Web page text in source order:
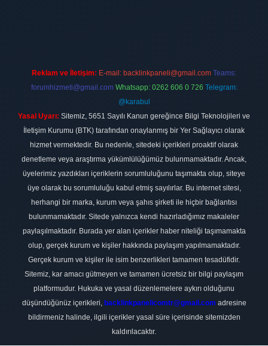
Reklam ve İletişim: E-mail: backlinkpaneli@gmail.com Teams:
forumhizmeti@gmail.com Whatsapp: 0262 606 0 726 Telegram:
@karabul
Yasal Uyarı: Sitemiz, 5651 Sayılı Kanun gereğince Bilgi Teknolojileri ve
İletişim Kurumu (BTK) tarafından onaylanmış bir Yer Sağlayıcı olarak
hizmet vermektedir. Bu nedenle, sitedeki içerikleri proaktif olarak
denetleme veya araştırma yükümlülüğümüz bulunmamaktadır. Ancak,
üyelerimiz yazdıkları içeriklerin sorumluluğunu taşımakta olup, siteye
üye olarak bu sorumluluğu kabul etmiş sayılırlar. Bu internet sitesi,
herhangi bir marka, kurum veya şahıs şirketi ile hiçbir bağlantısı
bulunmamaktadır. Sitede yalnızca kendi hazırladığımız makaleler
paylaşılmaktadır. Burada yer alan içerikler haber niteliği taşımamakta
olup, gerçek kurum ve kişiler hakkında paylaşım yapılmamaktadır.
Gerçek kurum ve kişiler ile isim benzerlikleri tamamen tesadüfidir.
Sitemiz, kar amacı gütmeyen ve tamamen ücretsiz bir bilgi paylaşım
platformudur. Hukuka ve yasal düzenlemelere aykırı olduğunu
düşündüğünüz içerikleri, backlinkpanelicomtr@gmail.com adresine
bildirmeniz halinde, ilgili içerikler yasal süre içerisinde sitemizden
kaldırılacaktır.